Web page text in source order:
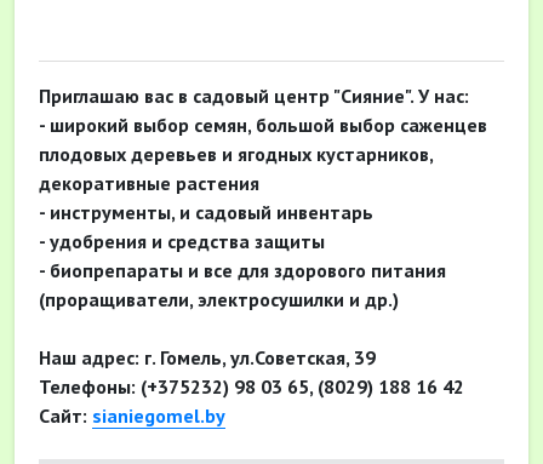
Приглашаю вас в садовый центр "Сияние". У нас:
- широкий выбор семян, большой выбор саженцев
плодовых деревьев и ягодных кустарников,
декоративные растения
- инструменты, и садовый инвентарь
- удобрения и средства защиты
- биопрепараты и все для здорового питания
(проращиватели, электросушилки и др.)
Наш адрес: г. Гомель, ул.Советская, 39
Телефоны: (+375232) 98 03 65, (8029) 188 16 42
Сайт: sianiegomel.by